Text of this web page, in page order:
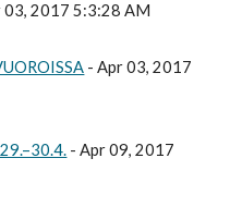
03, 2017 5:3:28 AM
- Apr 03, 2017
- Apr 09, 2017